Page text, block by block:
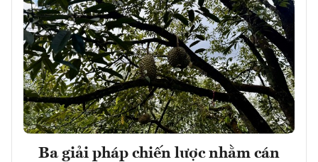
Ba giải pháp chiến lược nhằm cán